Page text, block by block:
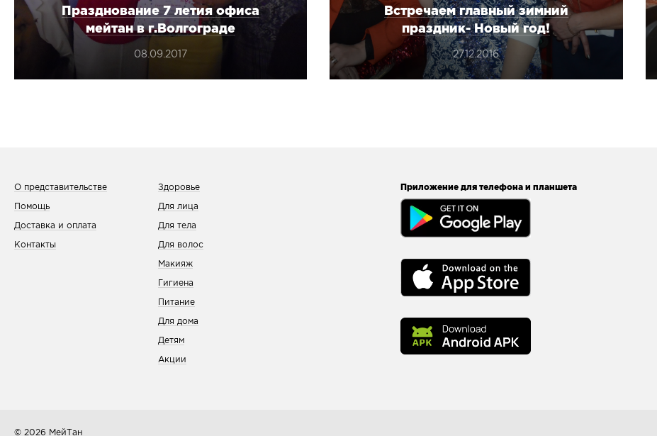
Празднование 7 летия офиса
мейтан в г.Волгограде
08.09.2017
Встречаем главный зимний
праздник- Новый год!
27.12.2016
О представительстве
Помощь
Доставка и оплата
Контакты
Здоровье
Для лица
Для тела
Для волос
Макияж
Гигиена
Питание
Для дома
Детям
Акции
Приложение для телефона и планшета
© 2026 МейТан